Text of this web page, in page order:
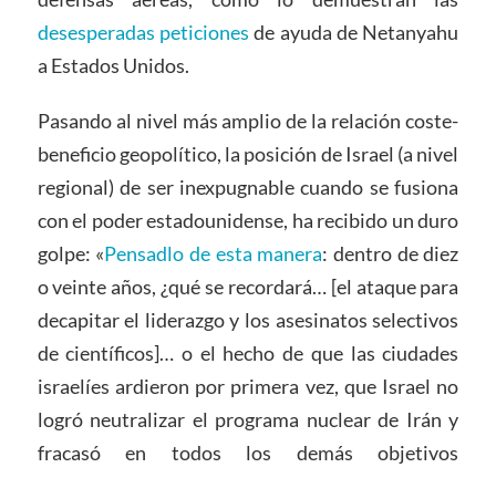
desesperadas peticiones de ayuda de Netanyahu
a Estados Unidos.
Pasando al nivel más amplio de la relación coste-
beneficio geopolítico, la posición de Israel (a nivel
regional) de ser inexpugnable cuando se fusiona
con el poder estadounidense, ha recibido un duro
golpe: «Pensadlo de esta manera: dentro de diez
o veinte años, ¿qué se recordará… [el ataque para
decapitar el liderazgo y los asesinatos selectivos
de científicos]… o el hecho de que las ciudades
israelíes ardieron por primera vez, que Israel no
logró neutralizar el programa nuclear de Irán y
fracasó en todos los demás objetivos